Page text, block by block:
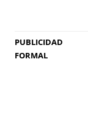
PUBLICIDAD
FORMAL